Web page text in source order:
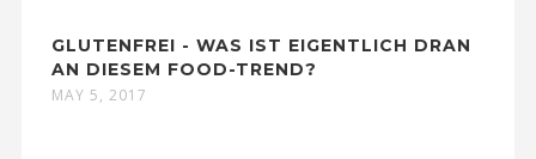
GLUTENFREI - WAS IST EIGENTLICH DRAN
AN DIESEM FOOD-TREND?
MAY 5, 2017